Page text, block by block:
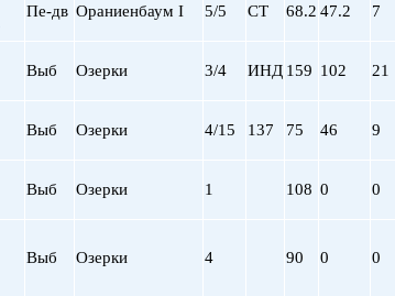
Пе-дв Ораниенбаум I 5/5 СТ 68.2 47.2 7
Выб Озерки 3/4 ИНД 159 102 21
Выб Озерки 4/15 137 75 46 9
Выб Озерки 1 108 0 0
Выб Озерки 4 90 0 0